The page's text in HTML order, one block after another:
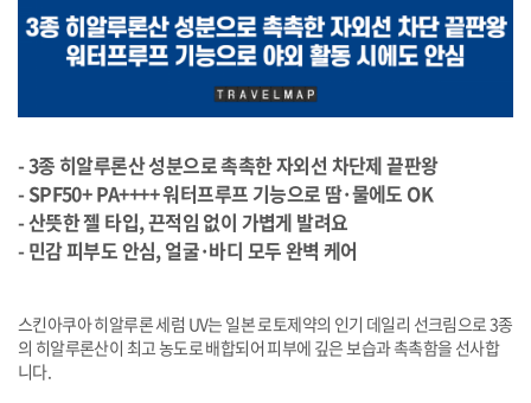
- 3종 히알루론산 성분으로 촉촉한 자외선 차단제 끝판왕
- SPF50+ PA++++ 워터프루프 기능으로 땀·물에도 OK
- 산뜻한 젤 타입, 끈적임 없이 가볍게 발려요
- 민감 피부도 안심, 얼굴·바디 모두 완벽 케어
스킨아쿠아 히알루론 세럼 UV는 일본 로토제약의 인기 데일리 선크림으로 3종
의 히알루론산이 최고 농도로 배합되어 피부에 깊은 보습과 촉촉함을 선사합
니다.